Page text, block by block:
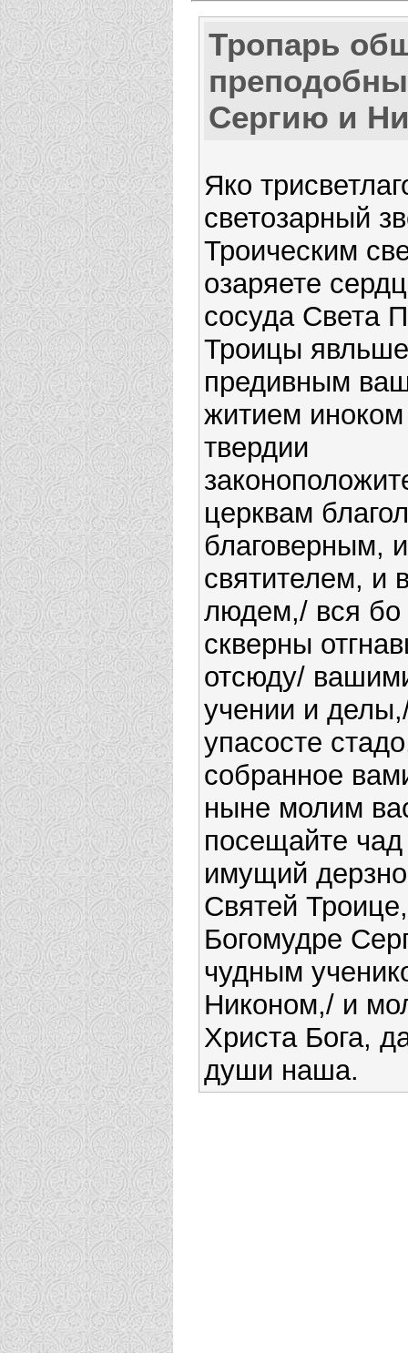
Тропарь
Сергию и
Яко
светозарный
Троическим
озаряете
сосуда Света
Троицы
предивным
житием
твердии
церквам
благоверным, и
святителем, и
людем,/ вся бо
скверны
отсюду/
учении и
упасосте
собранное
ныне молим
посещайте чад
имущий
Святей
Богомудре
чудным
Никоном,/ и
Христа Бога,
души наша.